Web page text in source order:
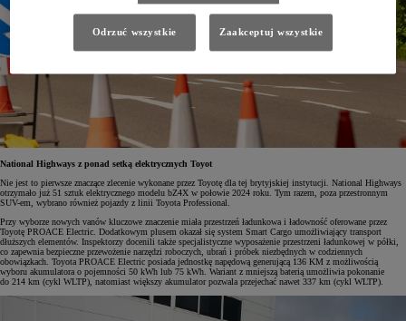
National Highways z ponad setką elektrycznych Toyot
Nie jest to pierwsze znaczące zlecenie wykonane przez Toyotę dla tej brytyjskiej instytucji. National Highways
otrzymało już 51 sztuk elektrycznego modelu bZ4X w połowie 2024 roku. Tym razem, poza przestronnym
SUV-em, wybrano również pojazdy z linii Toyota Professional.
Przy wyborze nowych vanów kluczowe znaczenie miała przestrzeń ładunkowa i ładowność oferowane przez
Toyotę PROACE Electric. Dodatkowym plusem okazał się system Smart Cargo umożliwiający transport
dłuższych elementów. Inspektorzy docenili także specjalistyczne wyposażenie przestrzeni ładunkowej w półki,
co zapewnia bezpieczne przewożenie narzędzi roboczych, ubrań i próbek niezbędnych w codziennych
obowiązkach. Toyota PROACE Electric posiada jednostkę napędową generującą 136 KM z możliwością
wyboru akumulatora o pojemności 50 kWh lub 75 kWh. Wariant z mniejszą baterią umożliwia pokonanie
do 214 km (cykl WLTP), natomiast większy akumulator pozwala przejechać nawet 337 km (cykl WLTP).
Odrzuć wszystkie Zaakceptuj wszystkie